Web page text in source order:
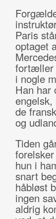
Paris
optaget
fortæller
i nogle
Han har
de
og
Tiden
hun i
snart
håbløst
ingen
aldrig